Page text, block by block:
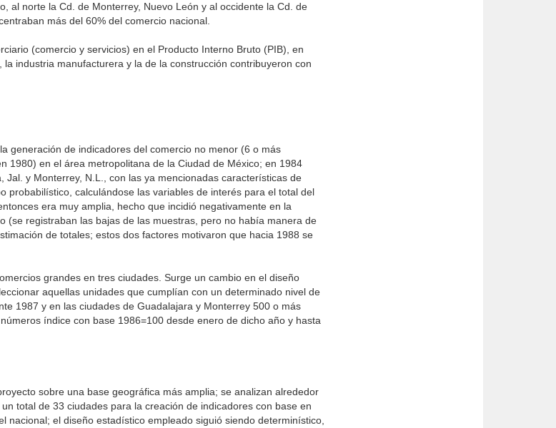
al norte la Cd. de Monterrey, Nuevo León y al occidente la Cd. de
más del 60% del comercio nacional.
(comercio y servicios) en el Producto Interno Bruto (PIB), en
industria manufacturera y la de la construcción contri­buyeron con
generación de indicadores del comercio no menor (6 o más
1980) en el área metropolitana de la Ciudad de México; en 1984
y Monterrey, N.L., con las ya mencionadas características de
probabilístico, calculándose las variables de interés para el total del
era muy amplia, hecho que incidió negativamente en la
(se registraban las bajas de las muestras, pero no había manera de
de totales; estos dos factores motivaron que hacia 1988 se
grandes en tres ciudades. Surge un cambio en el diseño
aquellas unidades que cumplían con un determinado nivel de
1987 y en las ciudades de Guadalajara y Monterrey 500 o más
índice con base 1986=100 desde enero de dicho año y hasta
sobre una base geográfica más amplia; se analizan alrededor
total de 33 ciudades para la creación de indicadores con base en
el diseño estadístico empleado siguió siendo determinístico,